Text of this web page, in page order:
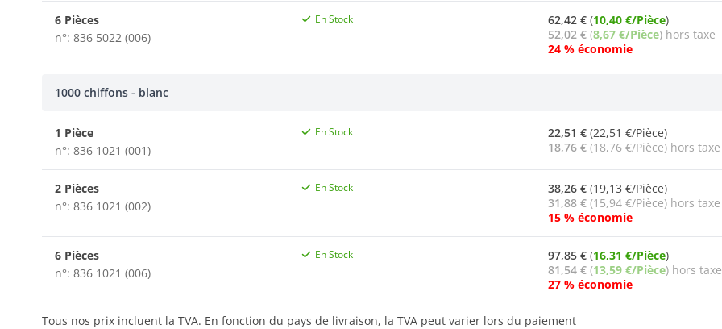
6 Pièces
n°: 836 5022 (006)
En Stock 62,42 € (10,40 €/Pièce)
52,02 € (8,67 €/Pièce) hors taxe
24 % économie
1000 chiffons - blanc
1 Pièce
n°: 836 1021 (001)
En Stock 22,51 € (22,51 €/Pièce)
18,76 € (18,76 €/Pièce) hors taxe
2 Pièces
n°: 836 1021 (002)
En Stock 38,26 € (19,13 €/Pièce)
31,88 € (15,94 €/Pièce) hors taxe
15 % économie
6 Pièces
n°: 836 1021 (006)
En Stock 97,85 € (16,31 €/Pièce)
81,54 € (13,59 €/Pièce) hors taxe
27 % économie
Tous nos prix incluent la TVA. En fonction du pays de livraison, la TVA peut varier lors du paiement